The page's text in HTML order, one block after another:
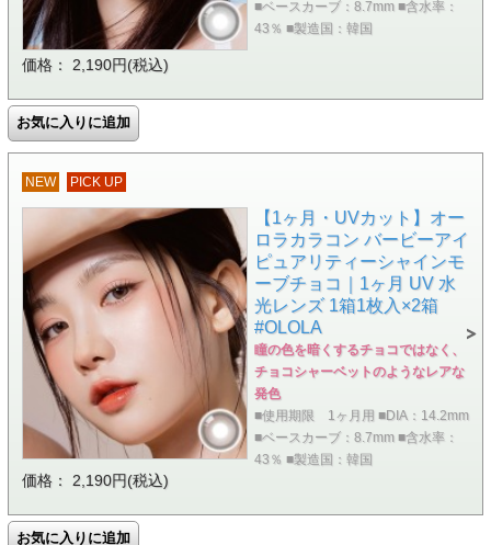
■ベースカーブ：8.7mm ■含水率：
43％ ■製造国：韓国
価格： 2,190円(税込)
NEW PICK UP
【1ヶ月・UVカット】オー
ロラカラコン バービーアイ
ピュアリティーシャインモ
ーブチョコ｜1ヶ月 UV 水
光レンズ 1箱1枚入×2箱
#OLOLA
瞳の色を暗くするチョコではなく、
チョコシャーベットのようなレアな
発色
■使用期限 1ヶ月用 ■DIA：14.2mm
■ベースカーブ：8.7mm ■含水率：
43％ ■製造国：韓国
価格： 2,190円(税込)